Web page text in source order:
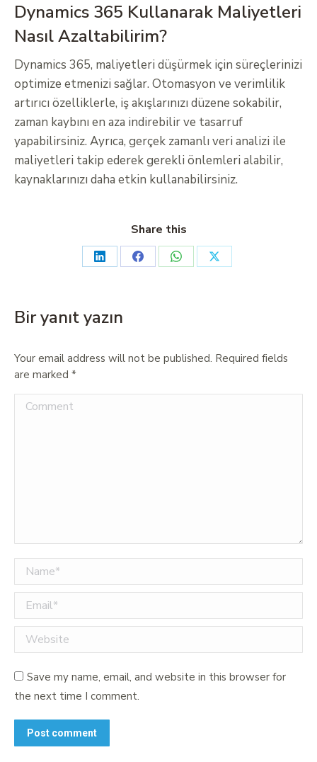
Dynamics 365 Kullanarak Maliyetleri
Nasıl Azaltabilirim?
Dynamics 365, maliyetleri düşürmek için süreçlerinizi
optimize etmenizi sağlar. Otomasyon ve verimlilik
artırıcı özelliklerle, iş akışlarınızı düzene sokabilir,
zaman kaybını en aza indirebilir ve tasarruf
yapabilirsiniz. Ayrıca, gerçek zamanlı veri analizi ile
maliyetleri takip ederek gerekli önlemleri alabilir,
kaynaklarınızı daha etkin kullanabilirsiniz.
Share this
Bir yanıt yazın
Your email address will not be published. Required fields
are marked *
Comment
Name *
Email *
Website
Save my name, email, and website in this browser for
the next time I comment.
Post comment